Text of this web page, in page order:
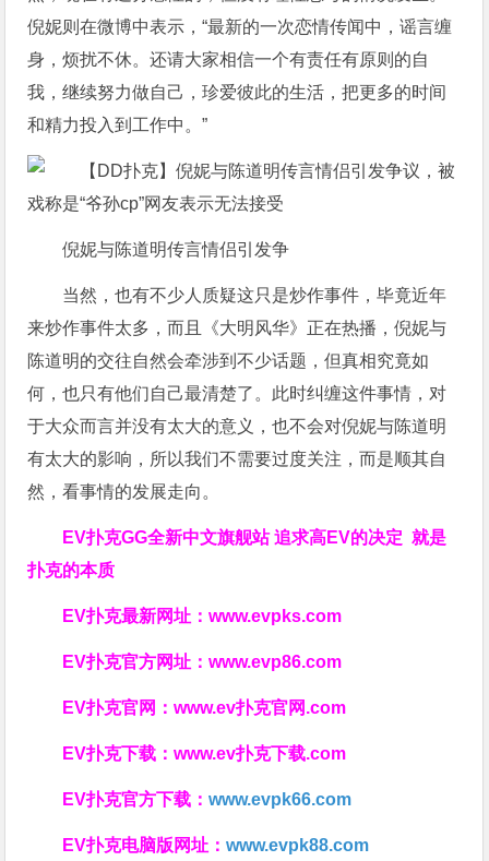
倪妮则在微博中表示，“最新的一次恋情传闻中，谣言缠
身，烦扰不休。还请大家相信一个有责任有原则的自
我，继续努力做自己，珍爱彼此的生活，把更多的时间
和精力投入到工作中。”
倪妮与陈道明传言情侣引发争
当然，也有不少人质疑这只是炒作事件，毕竟近年
来炒作事件太多，而且《大明风华》正在热播，倪妮与
陈道明的交往自然会牵涉到不少话题，但真相究竟如
何，也只有他们自己最清楚了。此时纠缠这件事情，对
于大众而言并没有太大的意义，也不会对倪妮与陈道明
有太大的影响，所以我们不需要过度关注，而是顺其自
然，看事情的发展走向。
EV扑克GG全新中文旗舰站追求高EV的决定就是
扑克的本质
EV扑克最新网址：www.evpks.com
EV扑克官方网址：www.evp86.com
EV扑克官网：www.ev扑克官网.com
EV扑克下载：www.ev扑克下载.com
EV扑克官方下载：www.evpk66.com
EV扑克电脑版网址：www.evpk88.com